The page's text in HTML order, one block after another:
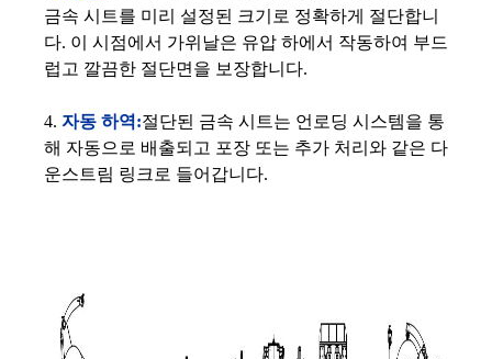
금속 시트를 미리 설정된 크기로 정확하게 절단합니
다. 이 시점에서 가위날은 유압 하에서 작동하여 부드
럽고 깔끔한 절단면을 보장합니다.
4. 자동 하역:절단된 금속 시트는 언로딩 시스템을 통
해 자동으로 배출되고 포장 또는 추가 처리와 같은 다
운스트림 링크로 들어갑니다.